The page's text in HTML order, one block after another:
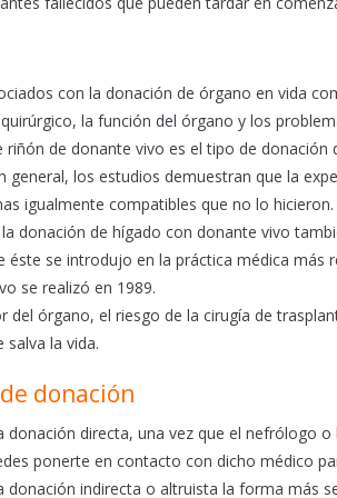
con la donación de órgano en vida
la función del órgano y los
riñón de donante vivo es el tipo de
general, los estudios demuestran que la
igualmente compatibles que no lo hicieron.
donación de hígado con donante vivo
éste se introdujo en la práctica médica más
se realizó en 1989.
del órgano, el riesgo de la cirugía de
la vida.
donación
donación directa, una vez que el nefrólogo
ponerte en contacto con dicho médico
donación indirecta o altruista la forma más